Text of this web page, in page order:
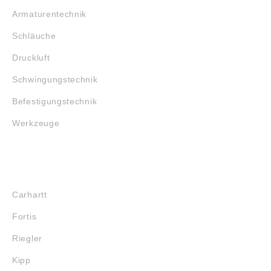
Armaturentechnik
Schläuche
Druckluft
Schwingungstechnik
Befestigungstechnik
Werkzeuge
Carhartt
Fortis
Riegler
Kipp